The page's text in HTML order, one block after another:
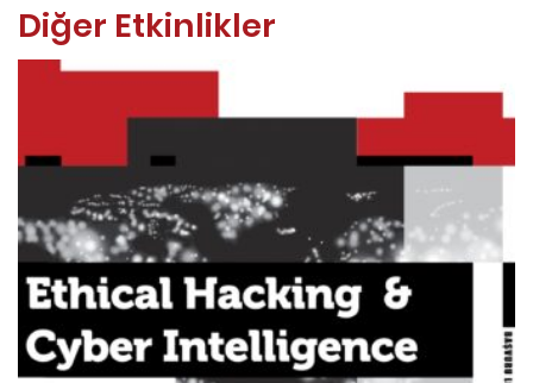
Diğer Etkinlikler